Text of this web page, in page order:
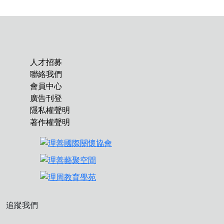
人才招募
聯絡我們
會員中心
廣告刊登
隱私權聲明
著作權聲明
追蹤我們